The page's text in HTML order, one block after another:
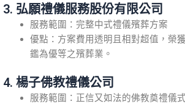
3. 弘願禮儀服務股份有限公司
服務範圍：完整中式禮儀殯葬方案
優點：方案費用透明且相對超值，榮
鑑為優等之殯葬業。
4. 楊子佛教禮儀公司
服務範圍：正信又如法的佛教奠禮儀式